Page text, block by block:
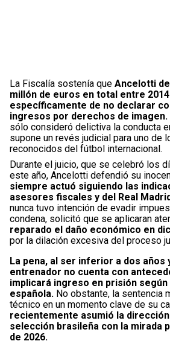
La Fiscalía sostenía que Ancelotti
millón de euros en total entre
específicamente de no declarar
ingresos por derechos de imagen.
sólo consideró delictiva la conducta
supone un revés judicial para uno de
reconocidos del fútbol internacional.
Durante el juicio, que se celebró los
este año, Ancelotti defendió su
siempre actuó siguiendo las
asesores fiscales y del Real
nunca tuvo intención de evadir
condena, solicitó que se aplicaran
reparado el daño económico en
por la dilación excesiva del proceso
La pena, al ser inferior a dos años
entrenador no cuenta con
implicará ingreso en prisión
española. No obstante, la sentencia
técnico en un momento clave de su
recientemente asumió la
selección brasileña con la mirada
de 2026.